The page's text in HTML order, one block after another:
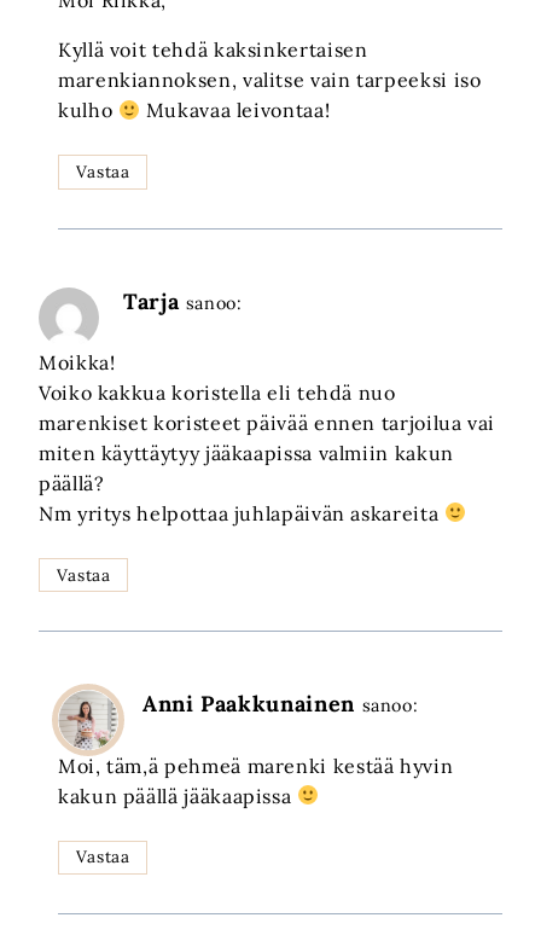
Kyllä voit tehdä kaksinkertaisen
marenkiannoksen, valitse vain tarpeeksi iso
kulho
Mukavaa leivontaa!
Vastaa
Tarja sanoo:
Moikka!
Voiko kakkua koristella eli tehdä nuo
marenkiset koristeet päivää ennen tarjoilua vai
miten käyttäytyy jääkaapissa valmiin kakun
päällä?
Nm yritys helpottaa juhlapäivän askareita
Vastaa
Anni Paakkunainen sanoo:
Moi, täm,ä pehmeä marenki kestää hyvin
kakun päällä jääkaapissa
Vastaa